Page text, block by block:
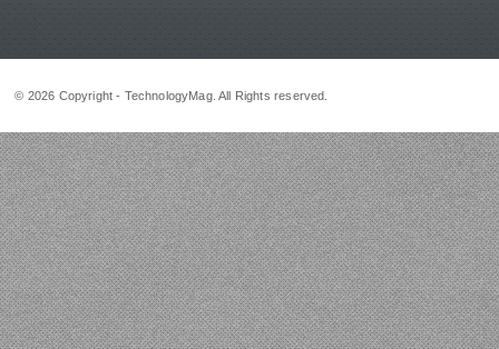
© 2026 Copyright - TechnologyMag. All Rights reserved.